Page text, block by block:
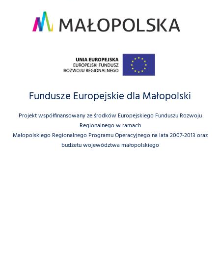
Fundusze Europejskie dla Małopolski
Projekt współfinansowany ze środków Europejskiego Funduszu Rozwoju
Regionalnego w ramach
Małopolskiego Regionalnego Programu Operacyjnego na lata 2007-2013 oraz
budżetu województwa małopolskiego